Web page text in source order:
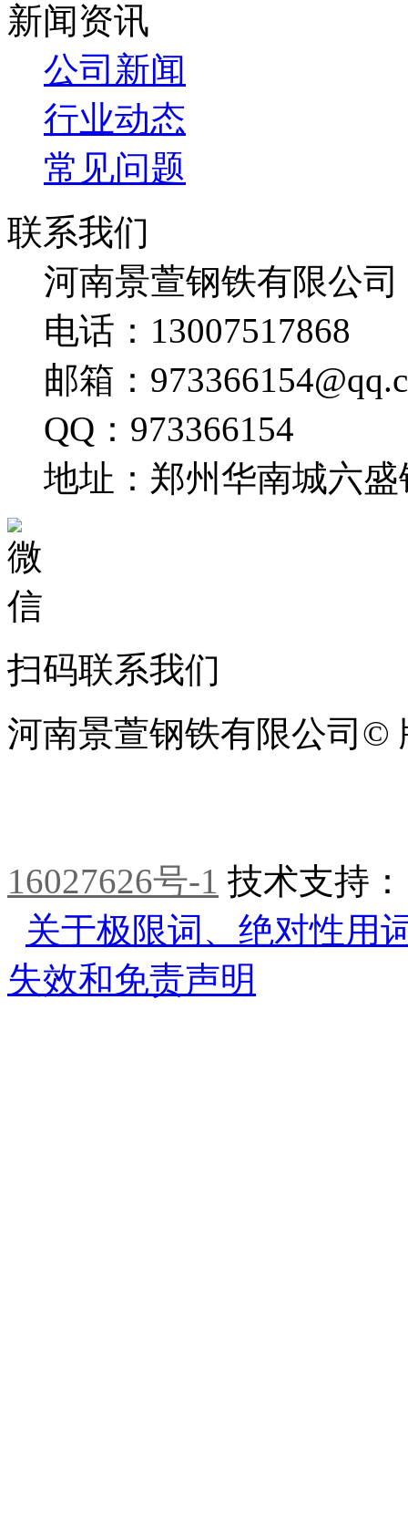
新闻资讯
公司新闻
行业动态
常见问题
联系我们
河南景萱钢铁有限公司
电话：13007517868
邮箱：
QQ：973366154
地址：郑州华南城六
扫码联系我们
河南景萱钢铁有限公司©
16027626号-1 技术支持
关于极限词、绝对性用
失效和免责声明